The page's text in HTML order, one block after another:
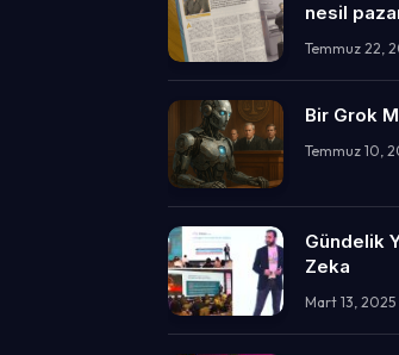
nesil
Temmuz 22,
Bir Grok
Temmuz 10,
Gündelik
Zeka
Mart 13, 2025